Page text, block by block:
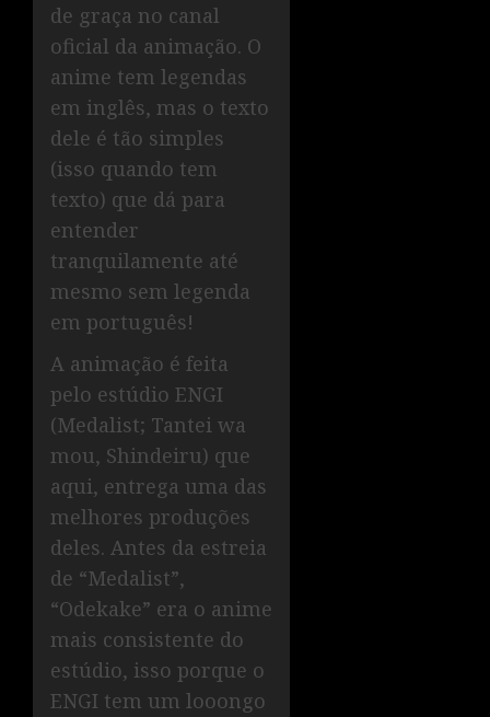
de graça no canal
oficial da animação. O
anime tem legendas
em inglês, mas o texto
dele é tão simples
(isso quando tem
texto) que dá para
entender
tranquilamente até
mesmo sem legenda
em português!
A animação é feita
pelo estúdio ENGI
(Medalist; Tantei wa
mou, Shindeiru) que
aqui, entrega uma das
melhores produções
deles. Antes da estreia
de “Medalist”,
“Odekake” era o anime
mais consistente do
estúdio, isso porque o
ENGI tem um looongo